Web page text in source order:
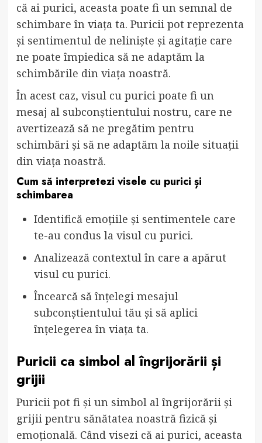
că ai purici, aceasta poate fi un semnal de
schimbare în viața ta. Puricii pot reprezenta
și sentimentul de neliniște și agitație care
ne poate împiedica să ne adaptăm la
schimbările din viața noastră.
În acest caz, visul cu purici poate fi un
mesaj al subconștientului nostru, care ne
avertizează să ne pregătim pentru
schimbări și să ne adaptăm la noile situații
din viața noastră.
Cum să interpretezi visele cu purici și
schimbarea
Identifică emoțiile și sentimentele care
te-au condus la visul cu purici.
Analizează contextul în care a apărut
visul cu purici.
Încearcă să înțelegi mesajul
subconștientului tău și să aplici
înțelegerea în viața ta.
Puricii ca simbol al îngrijorării și
grijii
Puricii pot fi și un simbol al îngrijorării și
grijii pentru sănătatea noastră fizică și
emoțională. Când visezi că ai purici, aceasta